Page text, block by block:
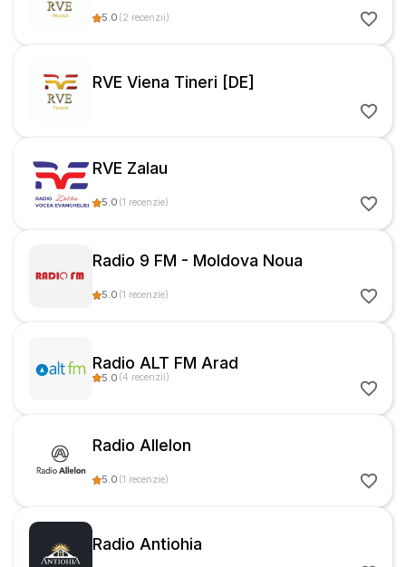
5.0 (2 recenzii)
RVE Viena Tineri [DE]
RVE Zalau
5.0 (1 recenzie)
Radio 9 FM - Moldova Noua
5.0 (1 recenzie)
Radio ALT FM Arad
5.0 (4 recenzii)
Radio Allelon
5.0 (1 recenzie)
Radio Antiohia